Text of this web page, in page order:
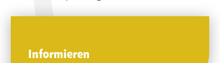
Informieren